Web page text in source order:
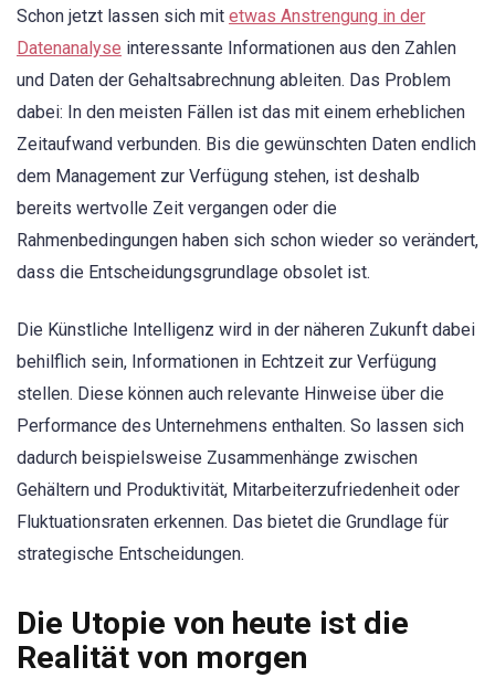
Schon jetzt lassen sich mit etwas Anstrengung in der
Datenanalyse interessante Informationen aus den Zahlen
und Daten der Gehaltsabrechnung ableiten. Das Problem
dabei: In den meisten Fällen ist das mit einem erheblichen
Zeitaufwand verbunden. Bis die gewünschten Daten endlich
dem Management zur Verfügung stehen, ist deshalb
bereits wertvolle Zeit vergangen oder die
Rahmenbedingungen haben sich schon wieder so verändert,
dass die Entscheidungsgrundlage obsolet ist.
Die Künstliche Intelligenz wird in der näheren Zukunft dabei
behilflich sein, Informationen in Echtzeit zur Verfügung
stellen. Diese können auch relevante Hinweise über die
Performance des Unternehmens enthalten. So lassen sich
dadurch beispielsweise Zusammenhänge zwischen
Gehältern und Produktivität, Mitarbeiterzufriedenheit oder
Fluktuationsraten erkennen. Das bietet die Grundlage für
strategische Entscheidungen.
Die Utopie von heute ist die
Realität von morgen